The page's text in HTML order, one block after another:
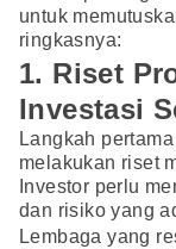
untuk
ringkasnya:
1. Riset
Investasi
Langkah
melakukan riset
Investor perlu
dan risiko yang
Lembaga yang